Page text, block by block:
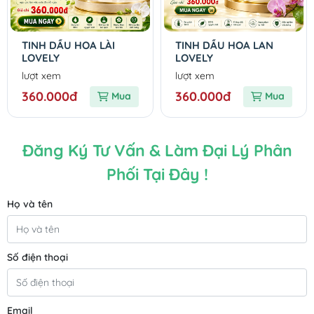
TINH DẦU HOA LÀI
LOVELY
lượt xem
360.000đ Mua
TINH DẦU HOA LAN
LOVELY
lượt xem
360.000đ Mua
Đăng Ký Tư Vấn & Làm Đại Lý Phân
Phối Tại Đây !
Họ và tên
Số điện thoại
Email